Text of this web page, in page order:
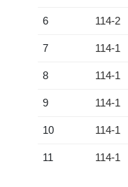
6 114-2
7 114-1
8 114-1
9 114-1
10 114-1
11 114-1